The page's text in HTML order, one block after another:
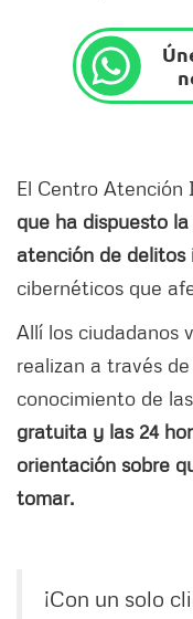
El Centro Atención
que ha dispuesto
atención de delitos
cibernéticos que
Allí los ciudadanos
realizan a través
conocimiento de
gratuita y las 24
orientación sobre
tomar.
¡Con un solo